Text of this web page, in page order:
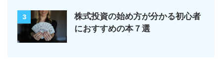
3
株式投資の始め方が分かる初心者
におすすめの本７選